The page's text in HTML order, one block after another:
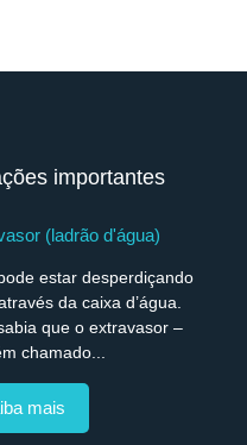
importantes
(ladrão d'água)
estar desperdiçando
da caixa d’água.
que o extravasor –
chamado...
mais